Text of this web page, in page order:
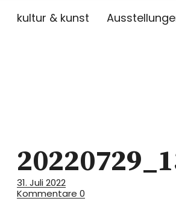
kultur & kunst
31. Juli 2022
Kommentare 0